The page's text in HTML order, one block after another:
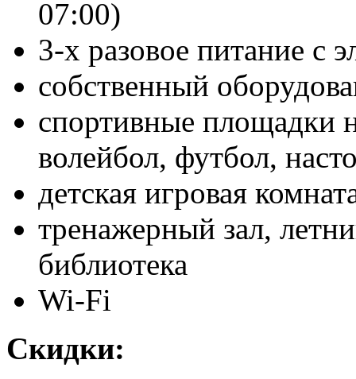
07:00)
3-х разовое питание с
собственный
спортивные площадки
волейбол, футбол,
детская игровая
тренажерный зал,
библиотека
Wi-Fi
Скидки: